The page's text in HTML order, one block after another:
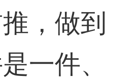
，做到
一件、